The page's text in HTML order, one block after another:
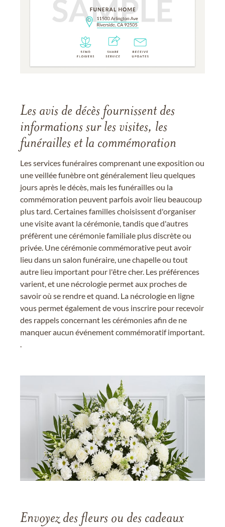
Les avis de décès fournissent des
informations sur les visites, les
funérailles et la commémoration
Les services funéraires comprenant une exposition ou
une veillée funèbre ont généralement lieu quelques
jours après le décès, mais les funérailles ou la
commémoration peuvent parfois avoir lieu beaucoup
plus tard. Certaines familles choisissent d'organiser
une visite avant la cérémonie, tandis que d'autres
préfèrent une cérémonie familiale plus discrète ou
privée. Une cérémonie commémorative peut avoir
lieu dans un salon funéraire, une chapelle ou tout
autre lieu important pour l'être cher. Les préférences
varient, et une nécrologie permet aux proches de
savoir où se rendre et quand. La nécrologie en ligne
vous permet également de vous inscrire pour recevoir
des rappels concernant les cérémonies afin de ne
manquer aucun événement commémoratif important.
Envoyez des fleurs ou des cadeaux